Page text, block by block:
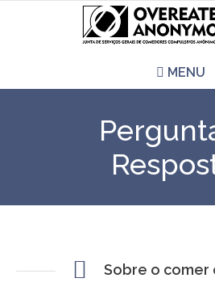
MENU
LITERATURA Sobre o comer